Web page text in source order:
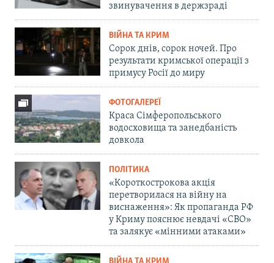
звинувачення в держзраді
ВІЙНА ТА КРИМ
Сорок днів, сорок ночей. Про
результати кримської операції з
примусу Росії до миру
ФОТОГАЛЕРЕЇ
Краса Сімферопольського
водосховища та занедбаність
довкола
ПОЛІТИКА
«Короткострокова акція
перетворилася на війну на
виснаження»: Як пропаганда РФ
у Криму пояснює невдачі «СВО»
та залякує «мінними атаками»